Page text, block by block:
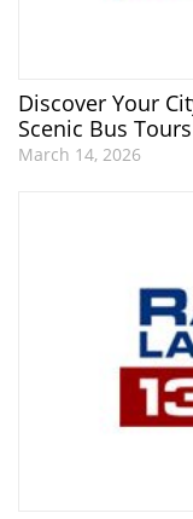
Discover Your
Scenic Bus
March 14, 2026